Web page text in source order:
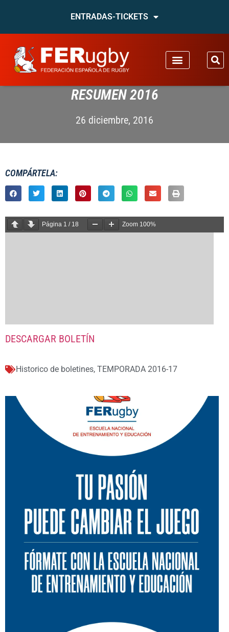
ENTRADAS-TICKETS
RESUMEN 2016
26 diciembre, 2016
COMPÁRTELA:
Página 1 / 18 Zoom 100%
DESCARGAR BOLETÍN
Historico de boletines, TEMPORADA 2016-17